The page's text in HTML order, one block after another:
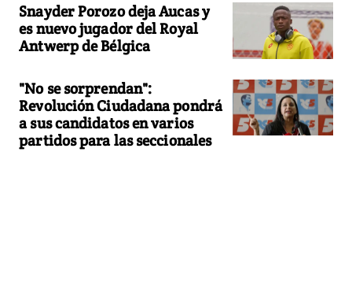
Snayder Porozo deja Aucas y
es nuevo jugador del Royal
Antwerp de Bélgica
"No se sorprendan":
Revolución Ciudadana pondrá
a sus candidatos en varios
partidos para las seccionales